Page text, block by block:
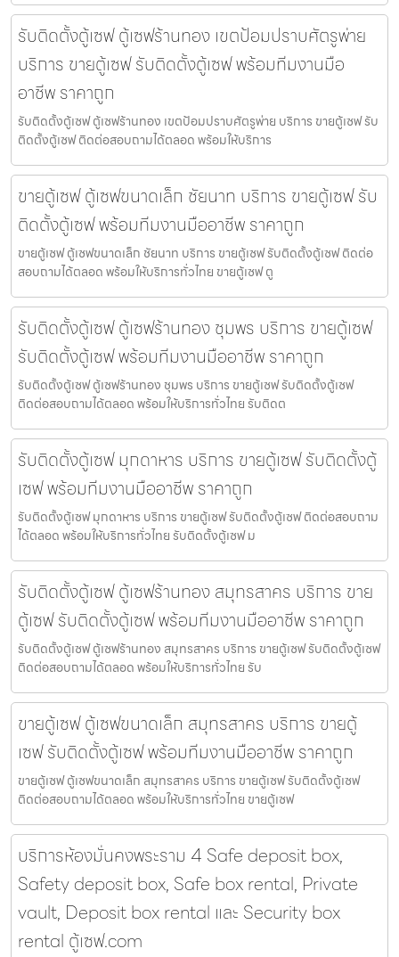
รับติดตั้งตู้เซฟ ตู้เซฟร้านทอง เขตป้อมปราบศัตรูพ่าย
บริการ ขายตู้เซฟ รับติดตั้งตู้เซฟ พร้อมทีมงานมือ
อาชีพ ราคาถูก
รับติดตั้งตู้เซฟ ตู้เซฟร้านทอง เขตป้อมปราบศัตรูพ่าย บริการ ขายตู้เซฟ รับ
ติดตั้งตู้เซฟ ติดต่อสอบถามได้ตลอด พร้อมให้บริการ
ขายตู้เซฟ ตู้เซฟขนาดเล็ก ชัยนาท บริการ ขายตู้เซฟ รับ
ติดตั้งตู้เซฟ พร้อมทีมงานมืออาชีพ ราคาถูก
ขายตู้เซฟ ตู้เซฟขนาดเล็ก ชัยนาท บริการ ขายตู้เซฟ รับติดตั้งตู้เซฟ ติดต่อ
สอบถามได้ตลอด พร้อมให้บริการทั่วไทย ขายตู้เซฟ ตู
รับติดตั้งตู้เซฟ ตู้เซฟร้านทอง ชุมพร บริการ ขายตู้เซฟ
รับติดตั้งตู้เซฟ พร้อมทีมงานมืออาชีพ ราคาถูก
รับติดตั้งตู้เซฟ ตู้เซฟร้านทอง ชุมพร บริการ ขายตู้เซฟ รับติดตั้งตู้เซฟ
ติดต่อสอบถามได้ตลอด พร้อมให้บริการทั่วไทย รับติดต
รับติดตั้งตู้เซฟ มุกดาหาร บริการ ขายตู้เซฟ รับติดตั้งตู้
เซฟ พร้อมทีมงานมืออาชีพ ราคาถูก
รับติดตั้งตู้เซฟ มุกดาหาร บริการ ขายตู้เซฟ รับติดตั้งตู้เซฟ ติดต่อสอบถาม
ได้ตลอด พร้อมให้บริการทั่วไทย รับติดตั้งตู้เซฟ ม
รับติดตั้งตู้เซฟ ตู้เซฟร้านทอง สมุทรสาคร บริการ ขาย
ตู้เซฟ รับติดตั้งตู้เซฟ พร้อมทีมงานมืออาชีพ ราคาถูก
รับติดตั้งตู้เซฟ ตู้เซฟร้านทอง สมุทรสาคร บริการ ขายตู้เซฟ รับติดตั้งตู้เซฟ
ติดต่อสอบถามได้ตลอด พร้อมให้บริการทั่วไทย รับ
ขายตู้เซฟ ตู้เซฟขนาดเล็ก สมุทรสาคร บริการ ขายตู้
เซฟ รับติดตั้งตู้เซฟ พร้อมทีมงานมืออาชีพ ราคาถูก
ขายตู้เซฟ ตู้เซฟขนาดเล็ก สมุทรสาคร บริการ ขายตู้เซฟ รับติดตั้งตู้เซฟ
ติดต่อสอบถามได้ตลอด พร้อมให้บริการทั่วไทย ขายตู้เซฟ
บริการห้องมั่นคงพระราม 4 Safe deposit box,
Safety deposit box, Safe box rental, Private
vault, Deposit box rental และ Security box
rental ตู้เซฟ.com